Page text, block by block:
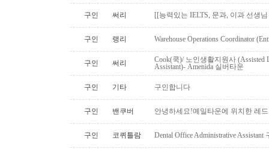
구인 써리 [[능력있는 IELTS, 문과, 이과 선생
구인 랭리 Warehouse Operations Coordinator
구인 써리
Cook(쿡)/ 노인생활지원사 (Assisted
Assistant)- Amenida 실버타운
구인 기타 구인합니다
구인 밴쿠버 안녕하세요!예일타운에 위치한 레
구인 코퀴틀람 Dental Office Administrative Assistant